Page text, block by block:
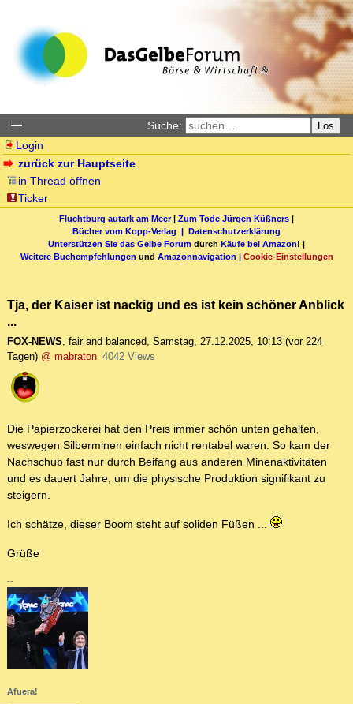
Suche: Los
Login
zurück zur Hauptseite
in Thread öffnen
Ticker
Fluchtburg autark am Meer| Zum Tode Jürgen Küßners |
Bücher vom Kopp-Verlag | Datenschutzerklärung
Unterstützen Sie das Gelbe Forum durch Käufe bei Amazon! |
Weitere Buchempfehlungen und Amazonnavigation | Cookie-Einstellungen
Tja, der Kaiser ist nackig und es ist kein schöner Anblick
...
FOX-NEWS, fair and balanced, Samstag, 27.12.2025, 10:13 (vor 224
Tagen) @ mabraton 4042 Views
Die Papierzockerei hat den Preis immer schön unten gehalten,
weswegen Silberminen einfach nicht rentabel waren. So kam der
Nachschub fast nur durch Beifang aus anderen Minenaktivitäten
und es dauert Jahre, um die physische Produktion signifikant zu
steigern.
Ich schätze, dieser Boom steht auf soliden Füßen ...
Grüße
--
Afuera!